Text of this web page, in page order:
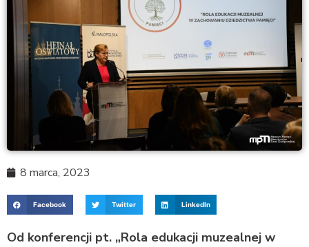
8 marca, 2023
Facebook Twitter LinkedIn
Od konferencji pt. „Rola edukacji muzealnej w